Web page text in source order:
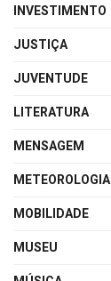
INVESTIMENTO
JUSTIÇA
JUVENTUDE
LITERATURA
MENSAGEM
METEOROLOGIA
MOBILIDADE
MUSEU